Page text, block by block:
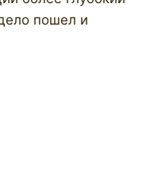
пошел и